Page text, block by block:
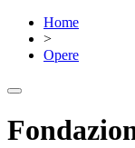
Home
>
Opere